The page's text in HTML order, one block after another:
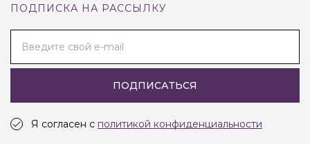
ПОДПИСКА НА РАССЫЛКУ
Введите свой e-mail
ПОДПИСАТЬСЯ
Я согласен с политикой конфиденциальности